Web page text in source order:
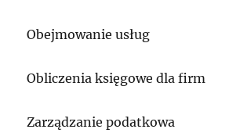
Obejmowanie usług
Obliczenia księgowe dla firm
Zarządzanie podatkowa